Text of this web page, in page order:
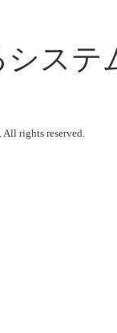
ステ
All rights reserved.